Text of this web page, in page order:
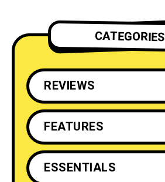
CATEGORIES
REVIEWS
FEATURES
ESSENTIALS